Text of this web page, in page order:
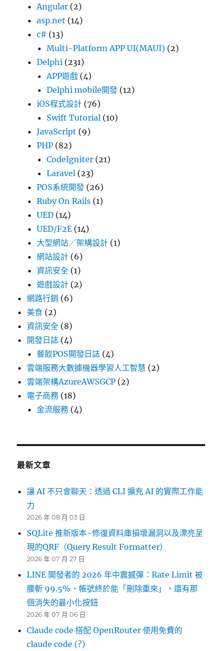
Angular (2)
asp.net (14)
c# (13)
Multi-Platform APP UI(MAUI) (2)
Delphi (231)
APP遊戲 (4)
Delphi mobile開發 (12)
iOS程式設計 (76)
Swift Tutorial (10)
JavaScript (9)
PHP (82)
CodeIgniter (21)
Laravel (23)
POS系統開發 (26)
Ruby On Rails (1)
UED (14)
UED/F2E (14)
大型網站／架構設計 (1)
網站設計 (6)
資訊安全 (1)
遊戲設計 (2)
網路行銷 (6)
美食 (2)
資訊安全 (8)
開發日誌 (4)
餐飲POS開發日誌 (4)
雲端服務大數據機器學習人工智慧 (2)
雲端架構AzureAWSGCP (2)
電子商務 (18)
金流服務 (4)
最新文章
讓 AI 不只會聊天：透過 CLI 擴充 AI 的實際工作能
力
2026 年 08 月 03 日
SQLite 推新版本~修復資料庫損壞漏洞以及漂亮呈
現的QRF（Query Result Formatter）
2026 年 07 月 27 日
LINE 開發者的 2026 年中震撼彈：Rate Limit 被
腰斬 99.5%、帳號終於能「刪除重來」，還有那
個消失的最小化按鈕
2026 年 07 月 06 日
Claude code 搭配 OpenRouter 使用免費的
claude code (?)